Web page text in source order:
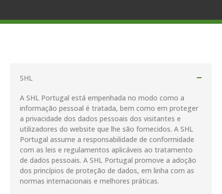
SHL
A SHL Portugal está empenhada no modo como a
informação pessoal é tratada, bem como em proteger
a privacidade dos dados pessoais dos visitantes e
utilizadores do website que lhe são fornecidos. A SHL
Portugal assume a responsabilidade de conformidade
com as leis e regulamentos aplicáveis ao tratamento
de dados pessoais. A SHL Portugal promove a adoção
dos princípios de proteção de dados, em linha com as
normas internacionais e melhores práticas.